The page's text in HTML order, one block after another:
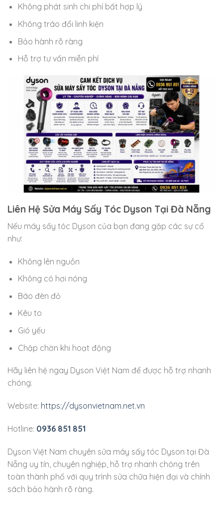
Không phát sinh chi phí bất hợp lý
Không tráo đổi linh kiện
Bảo hành rõ ràng
Hỗ trợ tư vấn miễn phí
Liên Hệ Sửa Máy Sấy Tóc Dyson Tại Đà Nẵng
Nếu máy sấy tóc Dyson của bạn đang gặp các sự cố
như:
Không lên nguồn
Không có hơi nóng
Báo đèn đỏ
Kêu to
Gió yếu
Chập chờn khi hoạt động
Hãy liên hệ ngay Dyson Việt Nam để được hỗ trợ nhanh
chóng.
Website: https://dysonvietnam.net.vn
Hotline: 0936 851 851
Dyson Việt Nam chuyên sửa máy sấy tóc Dyson tại Đà
Nẵng uy tín, chuyên nghiệp, hỗ trợ nhanh chóng trên
toàn thành phố với quy trình sửa chữa hiện đại và chính
sách bảo hành rõ ràng.